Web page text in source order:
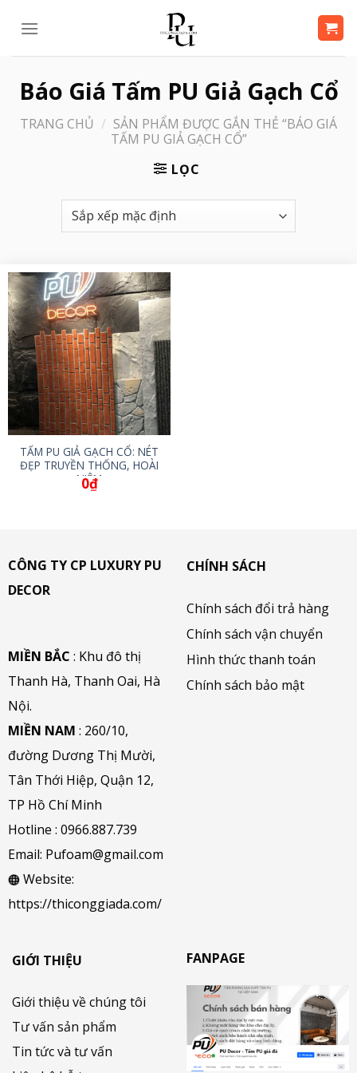
Báo Giá Tấm PU Giả Gạch Cổ
TRANG CHỦ / SẢN PHẨM ĐƯỢC GẮN THẺ “BÁO GIÁ
TẤM PU GIẢ GẠCH CỔ”
LỌC
TẤM PU GIẢ GẠCH CỔ: NÉT
ĐẸP TRUYỀN THỐNG, HOÀI
NIỆM
0₫
CÔNG TY CP LUXURY PU
DECOR
MIỀN BẮC : Khu đô thị
Thanh Hà, Thanh Oai, Hà
Nội.
MIỀN NAM : 260/10,
đường Dương Thị Mười,
Tân Thới Hiệp, Quận 12,
TP Hồ Chí Minh
Hotline : 0966.887.739
Email: Pufoam@gmail.com
Website:
https://thiconggiada.com/
CHÍNH SÁCH
Chính sách đổi trả hàng
Chính sách vận chuyển
Hình thức thanh toán
Chính sách bảo mật
GIỚI THIỆU
Giới thiệu về chúng tôi
Tư vấn sản phẩm
Tin tức và tư vấn
FANPAGE